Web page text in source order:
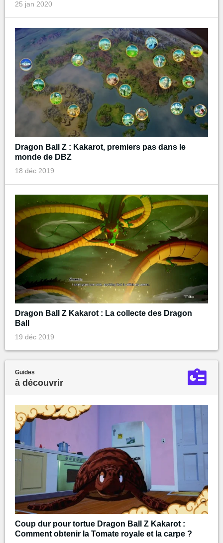
25 jan 2020
Dragon Ball Z : Kakarot, premiers pas dans le
monde de DBZ
18 déc 2019
Dragon Ball Z Kakarot : La collecte des Dragon
Ball
19 déc 2019
Guides
à découvrir
Coup dur pour tortue Dragon Ball Z Kakarot :
Comment obtenir la Tomate royale et la carpe ?